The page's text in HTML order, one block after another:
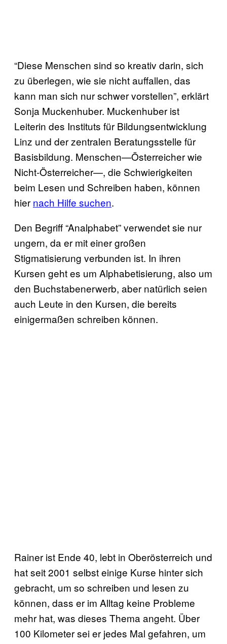
“Diese Menschen sind so kreativ darin, sich
zu überlegen, wie sie nicht auffallen, das
kann man sich nur schwer vorstellen”, erklärt
Sonja Muckenhuber. Muckenhuber ist
Leiterin des Instituts für Bildungsentwicklung
Linz und der zentralen Beratungsstelle für
Basisbildung. Menschen—Österreicher wie
Nicht-Österreicher—, die Schwierigkeiten
beim Lesen und Schreiben haben, können
hier nach Hilfe suchen.
Den Begriff “Analphabet” verwendet sie nur
ungern, da er mit einer großen
Stigmatisierung verbunden ist. In ihren
Kursen geht es um Alphabetisierung, also um
den Buchstabenerwerb, aber natürlich seien
auch Leute in den Kursen, die bereits
einigermaßen schreiben können.
Rainer ist Ende 40, lebt in Oberösterreich und
hat seit 2001 selbst einige Kurse hinter sich
gebracht, um so schreiben und lesen zu
können, dass er im Alltag keine Probleme
mehr hat, was dieses Thema angeht. Über
100 Kilometer sei er jedes Mal gefahren, um